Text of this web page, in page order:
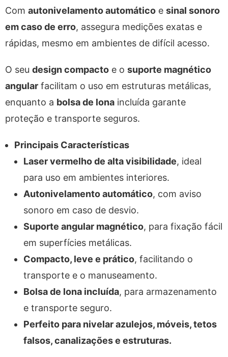
Com autonivelamento automático e sinal sonoro
em caso de erro, assegura medições exatas e
rápidas, mesmo em ambientes de difícil acesso.
O seu design compacto e o suporte magnético
angular facilitam o uso em estruturas metálicas,
enquanto a bolsa de lona incluída garante
proteção e transporte seguros.
Principais Características
Laser vermelho de alta visibilidade, ideal
para uso em ambientes interiores.
Autonivelamento automático, com aviso
sonoro em caso de desvio.
Suporte angular magnético, para fixação fácil
em superfícies metálicas.
Compacto, leve e prático, facilitando o
transporte e o manuseamento.
Bolsa de lona incluída, para armazenamento
e transporte seguro.
Perfeito para nivelar azulejos, móveis, tetos
falsos, canalizações e estruturas.